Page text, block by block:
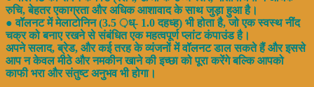
रुचि, बेहतर एकाग्रता और अधिक आशावाद के साथ जुड़ा हुआ है।
● वॉलनट में मेलाटोनिन (3.5 ़ध्- 1.0 दहध्ह) भी होता है, जो एक स्वस्थ नींद
चक्र को बनाए रखने से संबंधित एक महत्वपूर्ण प्लांट कंपाउंड है।
अपने सलाद, ब्रेड, और कई तरह के व्‍यंजनों में वॉलनट डाल सकते हैं और इससे
आप न केवल मीठे और नमकीन खाने की इच्छा को पूरा करेंगे बल्कि आपको
काफी भरा और संतुष्ट अनुभव भी होगा।